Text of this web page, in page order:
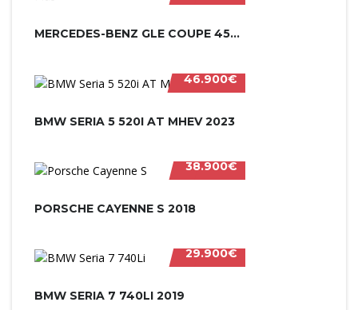
MERCEDES-BENZ GLE COUPE 450 D 4MATI...
46.900€
BMW SERIA 5 520I AT MHEV 2023
38.900€
PORSCHE CAYENNE S 2018
29.900€
BMW SERIA 7 740LI 2019